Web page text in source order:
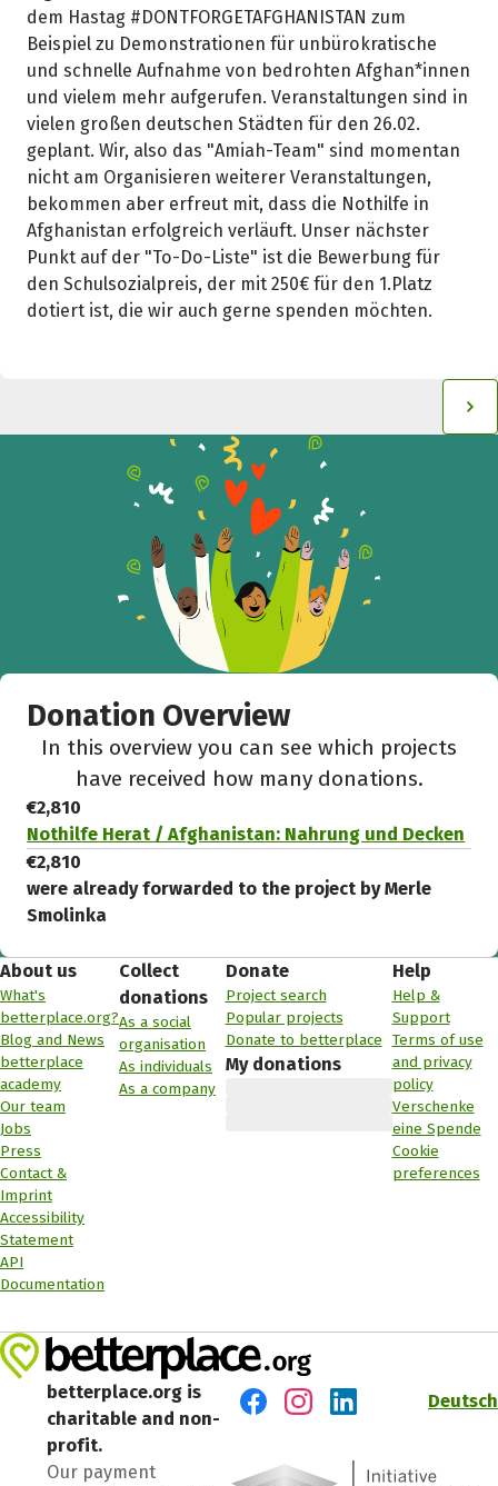
dem Hastag #DONTFORGETAFGHANISTAN zum
Beispiel zu Demonstrationen für unbürokratische
und schnelle Aufnahme von bedrohten Afghan*innen
und vielem mehr aufgerufen. Veranstaltungen sind in
vielen großen deutschen Städten für den 26.02.
geplant. Wir, also das "Amiah-Team" sind momentan
nicht am Organisieren weiterer Veranstaltungen,
bekommen aber erfreut mit, dass die Nothilfe in
Afghanistan erfolgreich verläuft. Unser nächster
Punkt auf der "To-Do-Liste" ist die Bewerbung für
den Schulsozialpreis, der mit 250€ für den 1.Platz
dotiert ist, die wir auch gerne spenden möchten.
Donation Overview
In this overview you can see which projects
have received how many donations.
€2,810
Nothilfe Herat / Afghanistan: Nahrung und Decken
€2,810
were already forwarded to the project by Merle
Smolinka
About us
What's
betterplace.org?
Blog and News
betterplace
academy
Our team
Jobs
Press
Contact &
Imprint
Accessibility
Statement
API
Documentation
Collect
donations
As a social
organisation
As individuals
As a company
Donate
Project search
Popular projects
Donate to betterplace
My donations
Help
Help &
Support
Terms of use
and privacy
policy
Verschenke
eine Spende
Cookie
preferences
betterplace.org is
charitable and non-
profit.
Our payment
Deutsch